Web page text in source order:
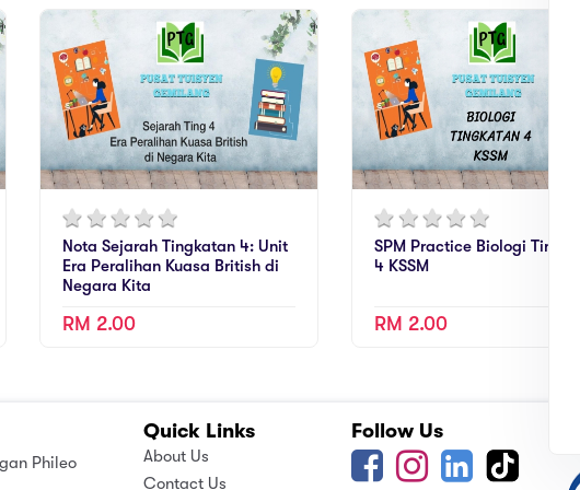
Nota Sejarah Tingkatan 4: Unit
Era Peralihan Kuasa British di
Negara Kita
RM 2.00
SPM Practice Biologi
4 KSSM
RM 2.00
Phileo
Quick Links
About Us
Contact Us
Follow Us